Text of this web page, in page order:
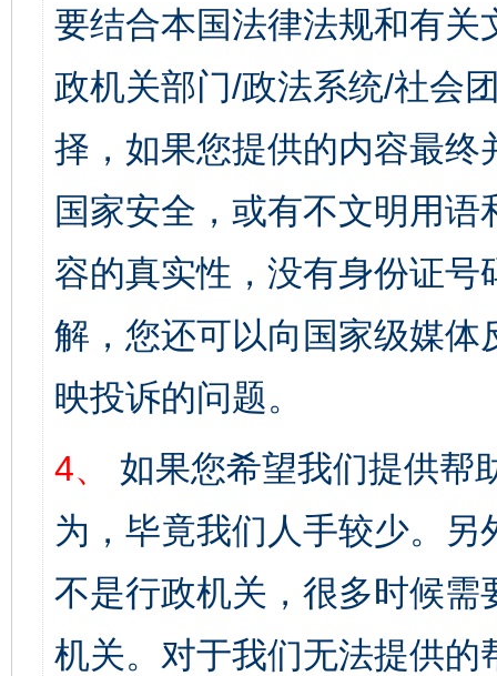
要结合本国法律法规和有关
政机关部门/政法系统/社会
择，如果您提供的内容最
国家安全，或有不文明用
容的真实性，没有身份证
解，您还可以向国家级媒
映投诉的问题。
4、
如果您希望我们提供帮
为，毕竟我们人手较少。
不是行政机关，很多时候
机关。对于我们无法提供